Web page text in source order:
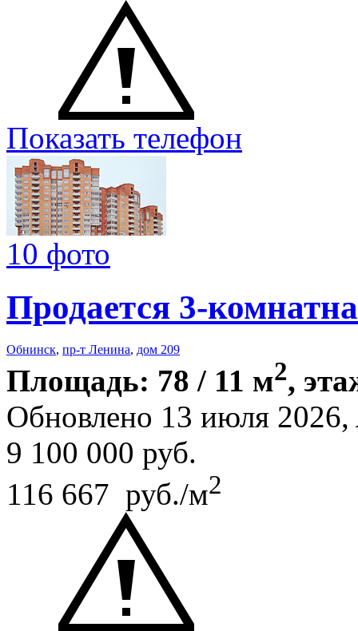
Показать телефон
10 фото
Продается 3-
Обнинск, пр-т Ленина, дом 209
Площадь: 78 / 11 м2,
Обновлено 13 июля 2026,
9 100 000 руб.
116 667 руб./м2